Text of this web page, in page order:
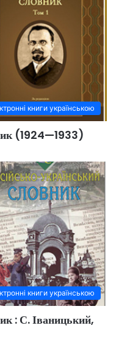
книги українською
(1924—1933)
книги українською
: С. Іваницький,